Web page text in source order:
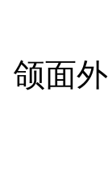
颌面